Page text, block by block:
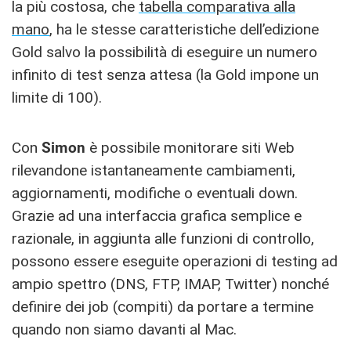
la più costosa, che tabella comparativa alla
mano, ha le stesse caratteristiche dell’edizione
Gold salvo la possibilità di eseguire un numero
infinito di test senza attesa (la Gold impone un
limite di 100).
Con Simon è possibile monitorare siti Web
rilevandone istantaneamente cambiamenti,
aggiornamenti, modifiche o eventuali down.
Grazie ad una interfaccia grafica semplice e
razionale, in aggiunta alle funzioni di controllo,
possono essere eseguite operazioni di testing ad
ampio spettro (DNS, FTP, IMAP, Twitter) nonché
definire dei job (compiti) da portare a termine
quando non siamo davanti al Mac.